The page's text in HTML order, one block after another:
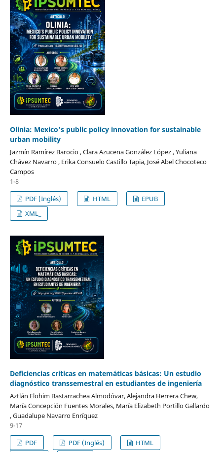
Olinia: Mexico’s public policy innovation for sustainable
urban mobility
Jazmín Ramírez Barocio , Clara Azucena González López , Yuliana
Chávez Navarro , Erika Consuelo Castillo Tapia, José Abel Chocoteco
Campos
1-8
PDF (Inglés)
HTML
EPUB
XML_
Deficiencias críticas en matemáticas básicas: Un estudio
diagnóstico transsemestral en estudiantes de ingeniería
Aztlán Elohim Bastarrachea Almodóvar, Alejandra Herrera Chew,
María Concepción Fuentes Morales, María Elizabeth Portillo Gallardo
, Guadalupe Navarro Enríquez
9-17
PDF
PDF (Inglés)
HTML